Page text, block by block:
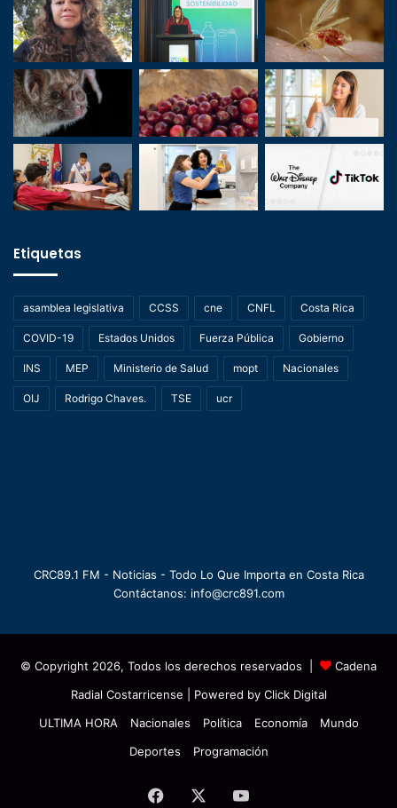
Etiquetas
asamblea legislativa CCSS cne CNFL Costa Rica
COVID-19 Estados Unidos Fuerza Pública Gobierno
INS MEP Ministerio de Salud mopt Nacionales
OIJ Rodrigo Chaves. TSE ucr
CRC89.1 FM - Noticias - Todo Lo Que Importa en Costa Rica
Contáctanos: info@crc891.com
© Copyright 2026, Todos los derechos reservados |
Cadena
Radial Costarricense | Powered by Click Digital
ULTIMA HORA
Nacionales Política Economía
Mundo
Deportes
Programación
Facebook YouTube